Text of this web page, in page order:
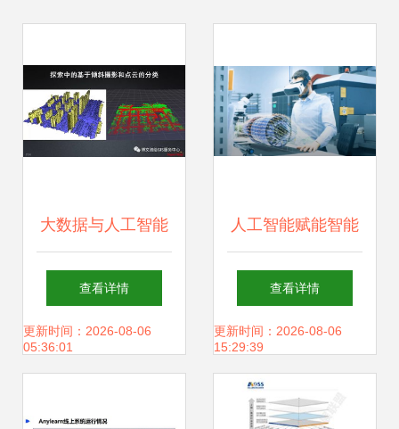
大数据与人工智能
时代下的GIS软件
与技术发展 聚焦人
查看详情
更新时间：2026-08-06
05:36:01
人工智能赋能智能
制造 应用软件开发
与未来工厂蓝图
查看详情
更新时间：2026-08-06
15:29:39